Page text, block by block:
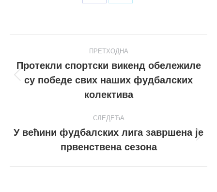
Share
Share
navigation
ПРЕТХОДНА
Претходни
пост
Протекли спортски викенд обележиле
су победе свих наших фудбалских
колектива
СЛЕДЕЋА
пост
У већини фудбалских лига завршена је
првенствена сезона